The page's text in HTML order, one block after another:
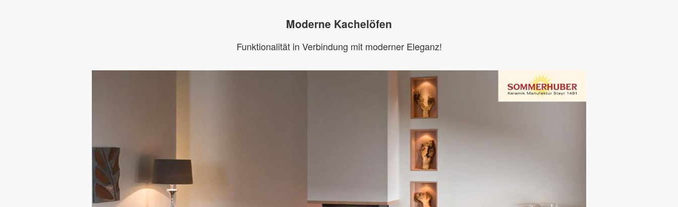
Moderne Kachelöfen
Funktionalität in Verbindung mit moderner Eleganz!